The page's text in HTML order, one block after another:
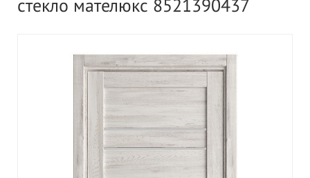
стекло мателюкс 8521390437